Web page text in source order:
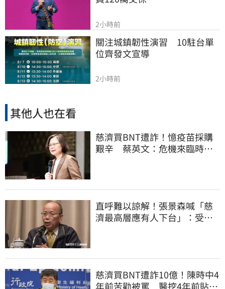
2小時前
關注城鎮韌性演習　10駐台單
位齊發文宣導
2小時前
其他人也在看
慈濟買BNT遭詐！憶疫苗採購
艱辛 蔡英文：危機來臨時務
直呼難以諒解！張景森喊「慈
濟最高層應有人下台」：受害
慈濟買BNT遭詐10億！陳時中4
年前苦勸被罵 醫挖4年前貼